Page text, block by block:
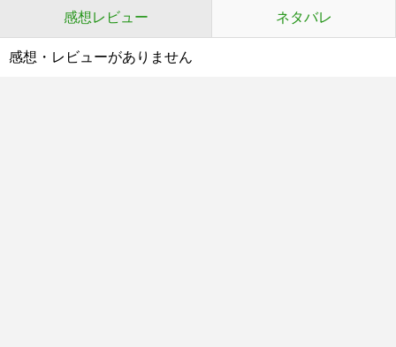
感想レビュー ネタバレ
感想・レビューがありません